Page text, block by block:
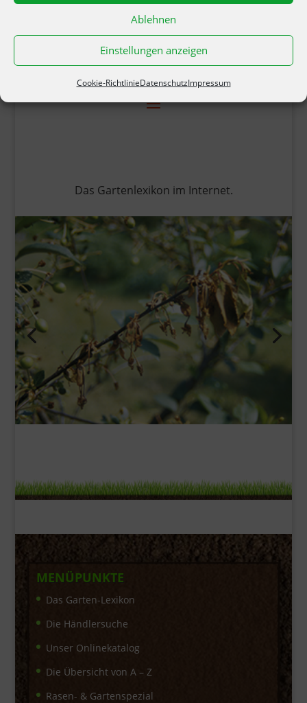
Ablehnen
Einstellungen anzeigen
Cookie-RichtlinieDatenschutzImpressum
Das Gartenlexikon im Internet.
MENÜPUNKTE
Das Garten-Lexikon
Die Händlersuche
Unser Onlinekatalog
Die Übersicht von A – Z
Rasen- & Gartenspezial